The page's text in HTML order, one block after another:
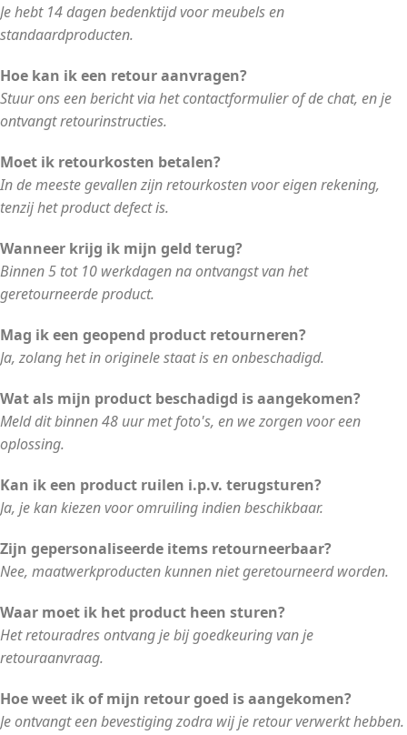
Je hebt 14 dagen bedenktijd voor meubels en
standaardproducten.
Hoe kan ik een retour aanvragen?
Stuur ons een bericht via het contactformulier of de chat, en je
ontvangt retourinstructies.
Moet ik retourkosten betalen?
In de meeste gevallen zijn retourkosten voor eigen rekening,
tenzij het product defect is.
Wanneer krijg ik mijn geld terug?
Binnen 5 tot 10 werkdagen na ontvangst van het
geretourneerde product.
Mag ik een geopend product retourneren?
Ja, zolang het in originele staat is en onbeschadigd.
Wat als mijn product beschadigd is aangekomen?
Meld dit binnen 48 uur met foto's, en we zorgen voor een
oplossing.
Kan ik een product ruilen i.p.v. terugsturen?
Ja, je kan kiezen voor omruiling indien beschikbaar.
Zijn gepersonaliseerde items retourneerbaar?
Nee, maatwerkproducten kunnen niet geretourneerd worden.
Waar moet ik het product heen sturen?
Het retouradres ontvang je bij goedkeuring van je
retouraanvraag.
Hoe weet ik of mijn retour goed is aangekomen?
Je ontvangt een bevestiging zodra wij je retour verwerkt hebben.